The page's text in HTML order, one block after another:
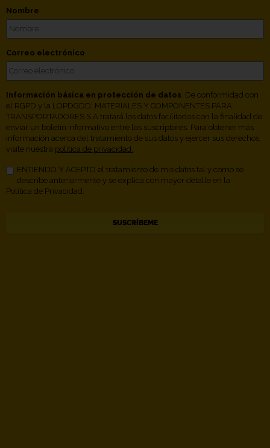
Nombre
Correo electrónico
Información básica en protección de datos . De conformidad con
el RGPD y la LOPDGDD, MATERIALES Y COMPONENTES PARA
TRANSPORTADORES S.A tratará los datos facilitados con la finalidad de
enviar un boletín informativo entre los suscriptores. Para obtener más
información acerca del tratamiento de sus datos y ejercer sus derechos,
visite nuestra política de privacidad.
ENTIENDO Y ACEPTO el tratamiento de mis datos tal y como se
describe anteriormente y se explica con mayor detalle en la
Política de Privacidad.